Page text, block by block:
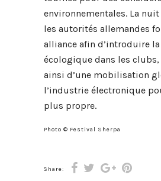
environnementales. La
les autorités allemandes
alliance afin d’introduire
écologique dans les
ainsi d’une mobilisation
l’industrie électronique
plus propre.
Photo © Festival Sherpa
Share: